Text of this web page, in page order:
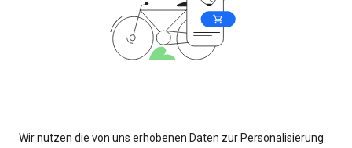
Wir nutzen die von uns erhobenen Daten zur Personalisierung